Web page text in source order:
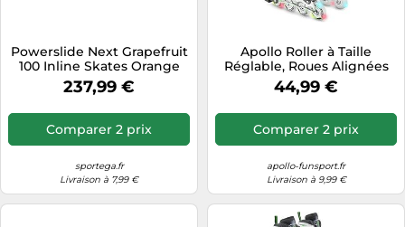
Powerslide Next Grapefruit
100 Inline Skates Orange
EU 40-41
237,99 €
Comparer 2 prix
sportega.fr
Livraison à 7,99 €
Apollo Roller à Taille
Réglable, Roues Alignées
LED, Tailles 31-42
44,99 €
Comparer 2 prix
apollo-funsport.fr
Livraison à 9,99 €